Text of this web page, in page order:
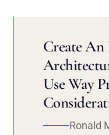
Create
Use Way
Ronald